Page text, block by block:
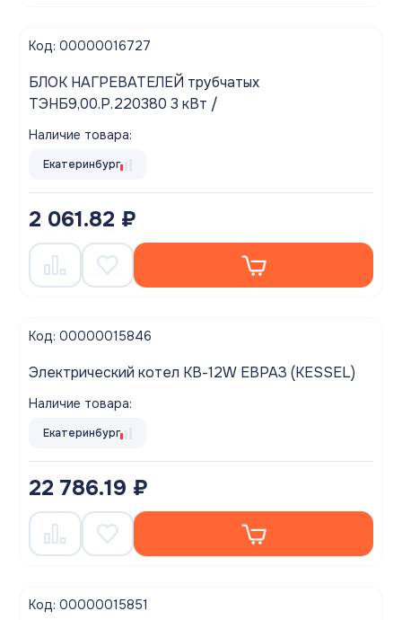
Код: 00000016727
БЛОК НАГРЕВАТЕЛЕЙ трубчатых
ТЭНБ9,00.Р.220380 3 кВт /
Наличие товара:
Екатеринбург
2 061.82 ₽
Код: 00000015846
Электрический котел КВ-12W ЕВРАЗ (KESSEL)
Наличие товара:
Екатеринбург
22 786.19 ₽
Код: 00000015851